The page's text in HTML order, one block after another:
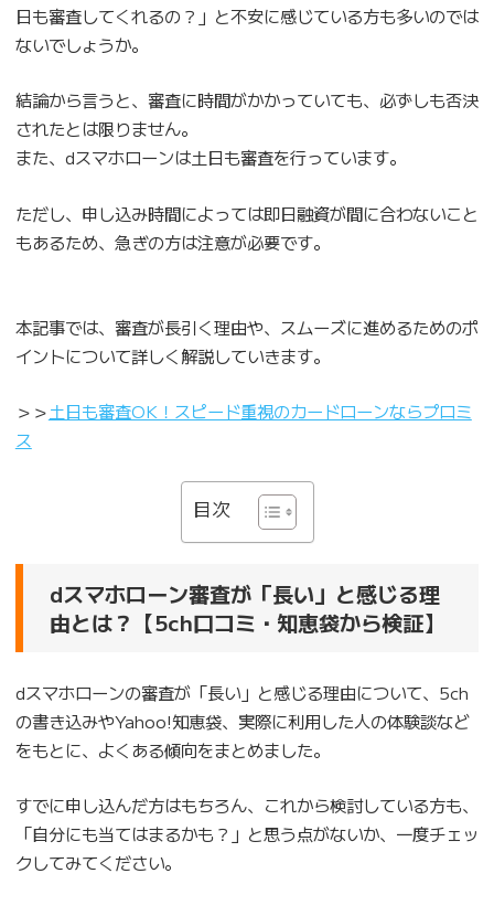
日も審査してくれるの？」と不安に感じている方も多いのでは
ないでしょうか。
結論から言うと、審査に時間がかかっていても、必ずしも否決
されたとは限りません。
また、dスマホローンは土日も審査を行っています。
ただし、申し込み時間によっては即日融資が間に合わないこと
もあるため、急ぎの方は注意が必要です。
本記事では、審査が長引く理由や、スムーズに進めるためのポ
イントについて詳しく解説していきます。
＞＞土日も審査OK！スピード重視のカードローンならプロミ
ス
目次
dスマホローン審査が「長い」と感じる理
由とは？【5ch口コミ・知恵袋から検証】
dスマホローンの審査が「長い」と感じる理由について、5ch
の書き込みやYahoo!知恵袋、実際に利用した人の体験談など
をもとに、よくある傾向をまとめました。
すでに申し込んだ方はもちろん、これから検討している方も、
「自分にも当てはまるかも？」と思う点がないか、一度チェッ
クしてみてください。